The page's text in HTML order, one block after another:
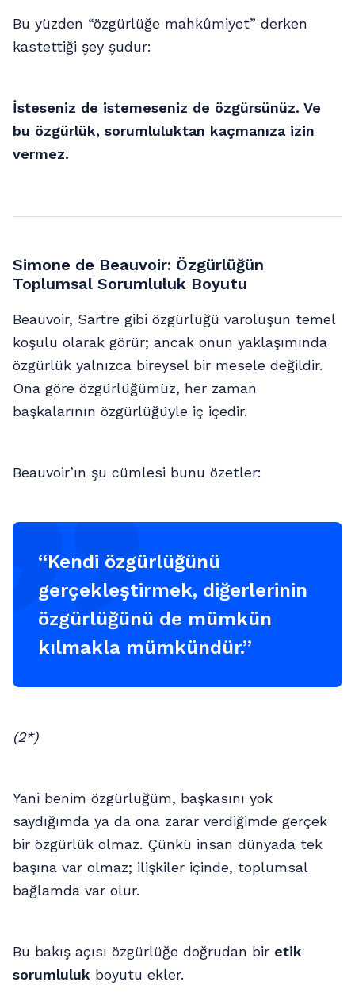
Bu yüzden “özgürlüğe mahkûmiyet” derken
kastettiği şey şudur:
İsteseniz de istemeseniz de özgürsünüz. Ve
bu özgürlük, sorumluluktan kaçmanıza izin
vermez.
Simone de Beauvoir: Özgürlüğün
Toplumsal Sorumluluk Boyutu
Beauvoir, Sartre gibi özgürlüğü varoluşun temel
koşulu olarak görür; ancak onun yaklaşımında
özgürlük yalnızca bireysel bir mesele değildir.
Ona göre özgürlüğümüz, her zaman
başkalarının özgürlüğüyle iç içedir.
Beauvoir’ın şu cümlesi bunu özetler:
“Kendi özgürlüğünü
gerçekleştirmek, diğerlerinin
özgürlüğünü de mümkün
kılmakla mümkündür.”
(2*)
Yani benim özgürlüğüm, başkasını yok
saydığımda ya da ona zarar verdiğimde gerçek
bir özgürlük olmaz. Çünkü insan dünyada tek
başına var olmaz; ilişkiler içinde, toplumsal
bağlamda var olur.
Bu bakış açısı özgürlüğe doğrudan bir etik
sorumluluk boyutu ekler.